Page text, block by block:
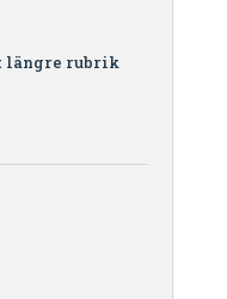
längre rubrik